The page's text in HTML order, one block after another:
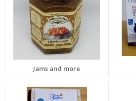
Jams and more